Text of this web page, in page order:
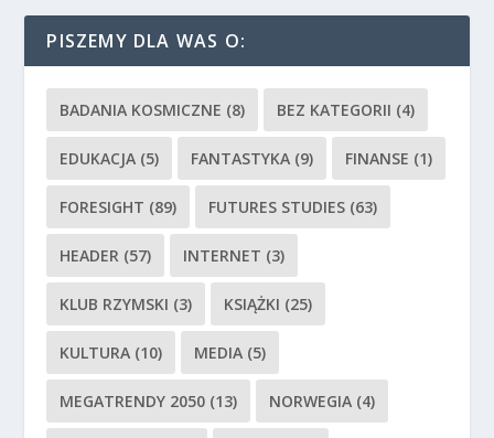
PISZEMY DLA WAS O:
BADANIA KOSMICZNE (8) BEZ KATEGORII (4)
EDUKACJA (5) FANTASTYKA (9) FINANSE (1)
FORESIGHT (89) FUTURES STUDIES (63)
HEADER (57) INTERNET (3)
KLUB RZYMSKI (3) KSIĄŻKI (25)
KULTURA (10) MEDIA (5)
MEGATRENDY 2050 (13) NORWEGIA (4)